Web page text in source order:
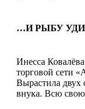
…И РЫБУ
Инесса
торговой сети
Вырастила двух
внука. Всю свою